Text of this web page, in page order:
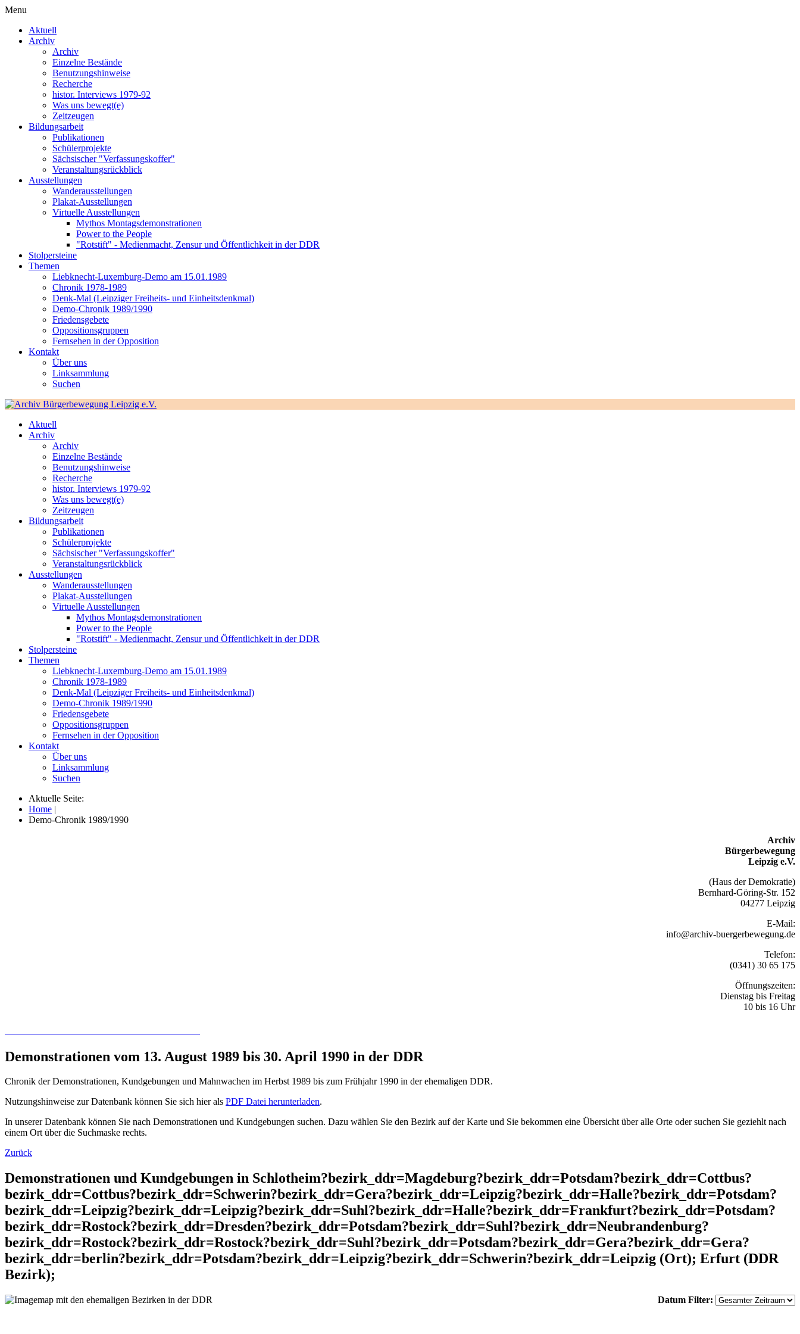
Menu
Aktuell
Archiv
Archiv
Einzelne Bestände
Benutzungshinweise
Recherche
histor. Interviews 1979-92
Was uns bewegt(e)
Zeitzeugen
Bildungsarbeit
Publikationen
Schülerprojekte
Sächsischer "Verfassungskoffer"
Veranstaltungsrückblick
Ausstellungen
Wanderausstellungen
Plakat-Ausstellungen
Virtuelle Ausstellungen
Mythos Montagsdemonstrationen
Power to the People
"Rotstift" - Medienmacht, Zensur und Öffentlichkeit in der DDR
Stolpersteine
Themen
Liebknecht-Luxemburg-Demo am 15.01.1989
Chronik 1978-1989
Denk-Mal (Leipziger Freiheits- und Einheitsdenkmal)
Demo-Chronik 1989/1990
Friedensgebete
Oppositionsgruppen
Fernsehen in der Opposition
Kontakt
Über uns
Linksammlung
Suchen
Aktuell
Archiv
Archiv
Einzelne Bestände
Benutzungshinweise
Recherche
histor. Interviews 1979-92
Was uns bewegt(e)
Zeitzeugen
Bildungsarbeit
Publikationen
Schülerprojekte
Sächsischer "Verfassungskoffer"
Veranstaltungsrückblick
Ausstellungen
Wanderausstellungen
Plakat-Ausstellungen
Virtuelle Ausstellungen
Mythos Montagsdemonstrationen
Power to the People
"Rotstift" - Medienmacht, Zensur und Öffentlichkeit in der DDR
Stolpersteine
Themen
Liebknecht-Luxemburg-Demo am 15.01.1989
Chronik 1978-1989
Denk-Mal (Leipziger Freiheits- und Einheitsdenkmal)
Demo-Chronik 1989/1990
Friedensgebete
Oppositionsgruppen
Fernsehen in der Opposition
Kontakt
Über uns
Linksammlung
Suchen
Aktuelle Seite:
Home |
Demo-Chronik 1989/1990
Archiv
Bürgerbewegung
Leipzig e.V.
(Haus der Demokratie)
Bernhard-Göring-Str. 152
04277 Leipzig
E-Mail:
info@archiv-buergerbewegung.de
Telefon:
(0341) 30 65 175
Öffnungszeiten:
Dienstag bis Freitag
10 bis 16 Uhr
Demonstrationen vom 13. August 1989 bis 30. April 1990 in der DDR
Chronik der Demonstrationen, Kundgebungen und Mahnwachen im Herbst 1989 bis zum Frühjahr 1990 in der ehemaligen DDR.
Nutzungshinweise zur Datenbank können Sie sich hier als PDF Datei herunterladen.
In unserer Datenbank können Sie nach Demonstrationen und Kundgebungen suchen. Dazu wählen Sie den Bezirk auf der Karte und Sie bekommen eine Übersicht über alle Orte oder suchen Sie geziehlt nach
einem Ort über die Suchmaske rechts.
Zurück
Demonstrationen und Kundgebungen in Schlotheim?bezirk_ddr=Magdeburg?bezirk_ddr=Potsdam?bezirk_ddr=Cottbus?
bezirk_ddr=Cottbus?bezirk_ddr=Schwerin?bezirk_ddr=Gera?bezirk_ddr=Leipzig?bezirk_ddr=Halle?bezirk_ddr=Potsdam?
bezirk_ddr=Leipzig?bezirk_ddr=Leipzig?bezirk_ddr=Suhl?bezirk_ddr=Halle?bezirk_ddr=Frankfurt?bezirk_ddr=Potsdam?
bezirk_ddr=Rostock?bezirk_ddr=Dresden?bezirk_ddr=Potsdam?bezirk_ddr=Suhl?bezirk_ddr=Neubrandenburg?
bezirk_ddr=Rostock?bezirk_ddr=Rostock?bezirk_ddr=Suhl?bezirk_ddr=Potsdam?bezirk_ddr=Gera?bezirk_ddr=Gera?
bezirk_ddr=berlin?bezirk_ddr=Potsdam?bezirk_ddr=Leipzig?bezirk_ddr=Schwerin?bezirk_ddr=Leipzig (Ort); Erfurt (DDR
Bezirk);
Datum Filter: